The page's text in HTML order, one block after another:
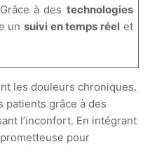
à des technologies
un suivi en temps réel et
les douleurs chroniques.
patients grâce à des
l’inconfort. En intégrant
pour